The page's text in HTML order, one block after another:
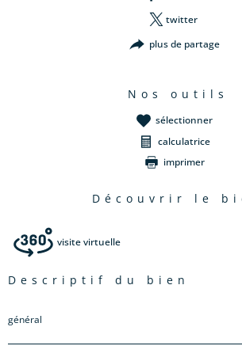
twitter
plus de partage
nos outils
sélectionner
calculatrice
imprimer
découvrir le
visite virtuelle
descriptif du bien
général